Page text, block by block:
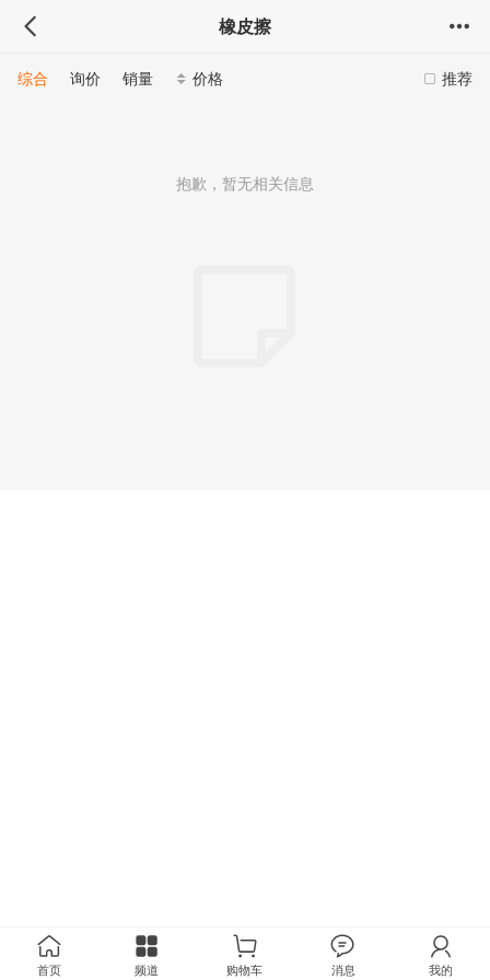
橡皮擦
推荐
综合 询价 销量 价格
抱歉，暂无相关信息
首页 频道 购物车 消息 我的